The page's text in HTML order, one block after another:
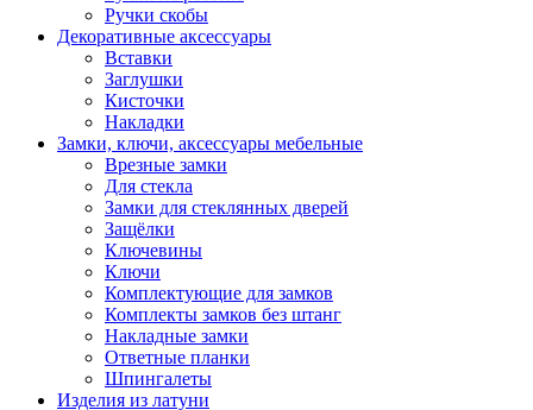
Ручки скобы
Декоративные аксессуары
Вставки
Заглушки
Кисточки
Накладки
Замки, ключи, аксессуары мебельные
Врезные замки
Для стекла
Замки для стеклянных дверей
Защёлки
Ключевины
Ключи
Комплектующие для замков
Комплекты замков без штанг
Накладные замки
Ответные планки
Шпингалеты
Изделия из латуни